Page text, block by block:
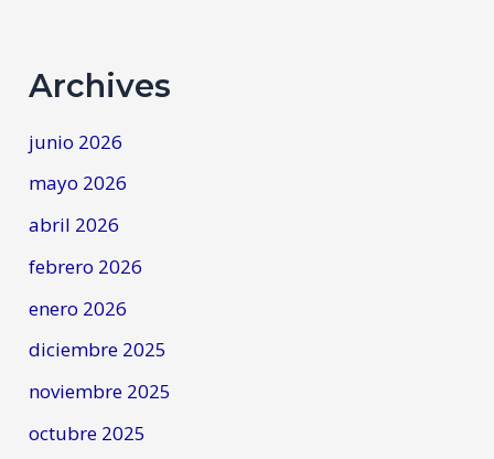
Archives
junio 2026
mayo 2026
abril 2026
febrero 2026
enero 2026
diciembre 2025
noviembre 2025
octubre 2025